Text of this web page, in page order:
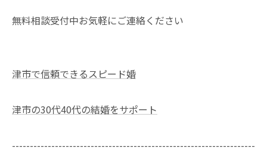
無料相談受付中お気軽にご連絡ください
津市で信頼できるスピード婚
津市の30代40代の結婚をサポート
--------------------------------------------------------------------